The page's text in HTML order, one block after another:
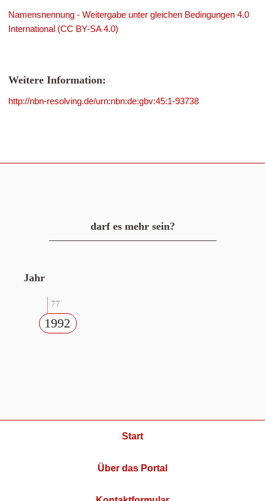
Namensnennung - Weitergabe unter gleichen Bedingungen 4.0
International (CC BY-SA 4.0)
Weitere Information:
http://nbn-resolving.de/urn:nbn:de:gbv:45:1-93738
darf es mehr sein?
Jahr
77
1992
Start
Über das Portal